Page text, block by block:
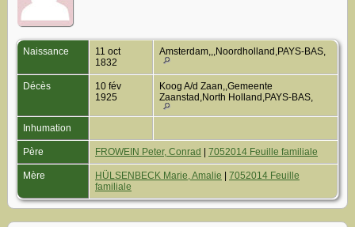
Naissance
11 oct
1832
Amsterdam,,,Noordholland,PAYS-BAS,
Décès
10 fév
1925
Koog A/d Zaan,,Gemeente
Zaanstad,North Holland,PAYS-BAS,
Inhumation
Père FROWEIN Peter, Conrad 7052014 Feuille familiale
Mère HÜLSENBECK Marie, Amalie
7052014 Feuille
familiale